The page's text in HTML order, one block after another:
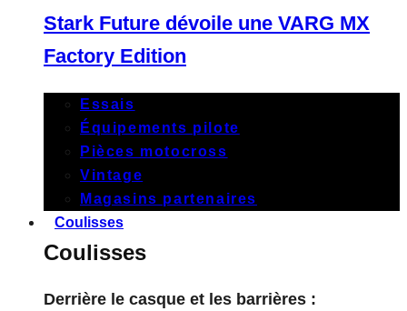
Stark Future dévoile une VARG MX
Factory Edition
Essais
Équipements pilote
Pièces motocross
Vintage
Magasins partenaires
Coulisses
Coulisses
Derrière le casque et les barrières :